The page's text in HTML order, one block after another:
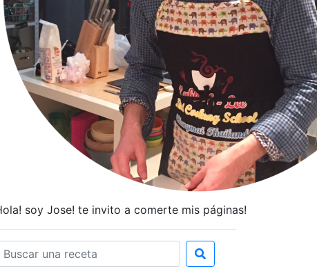
soy Jose! te invito a comerte mis páginas!